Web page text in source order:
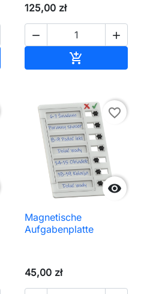
125,00 zł
 


favorite_border
Magnetische
Aufgabenplatte
45,00 zł